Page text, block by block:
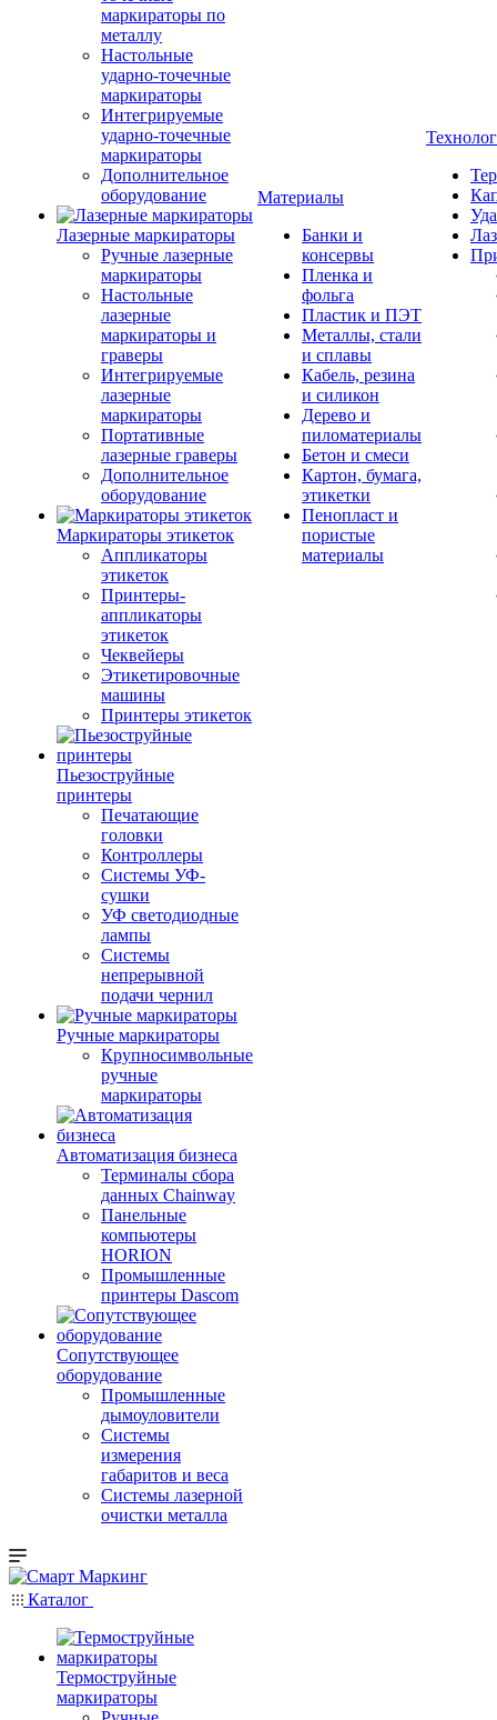
маркираторы по
металлу
Настольные
ударно-точечные
маркираторы
Интегрируемые
ударно-точечные
маркираторы
Дополнительное
оборудование
Лазерные маркираторы
Ручные лазерные
маркираторы
Настольные
лазерные
маркираторы и
граверы
Интегрируемые
лазерные
маркираторы
Портативные
лазерные граверы
Дополнительное
оборудование
Маркираторы этикеток
Аппликаторы
этикеток
Принтеры-
аппликаторы
этикеток
Чеквейеры
Этикетировочные
машины
Принтеры этикеток
Пьезоструйные
принтеры
Печатающие
головки
Контроллеры
Системы УФ-
сушки
УФ светодиодные
лампы
Системы
непрерывной
подачи чернил
Ручные маркираторы
Крупносимвольные
ручные
маркираторы
Автоматизация бизнеса
Терминалы сбора
данных Chainway
Панельные
компьютеры
HORION
Промышленные
принтеры Dascom
Сопутствующее
оборудование
Промышленные
дымоуловители
Системы
измерения
габаритов и веса
Системы лазерной
очистки металла
Материалы
Банки и
консервы
Пленка и
фольга
Пластик и ПЭТ
Металлы, стали
и сплавы
Кабель, резина
и силикон
Дерево и
пиломатериалы
Бетон и смеси
Картон, бумага,
этикетки
Пенопласт и
пористые
материалы
Каталог
Термоструйные
маркираторы